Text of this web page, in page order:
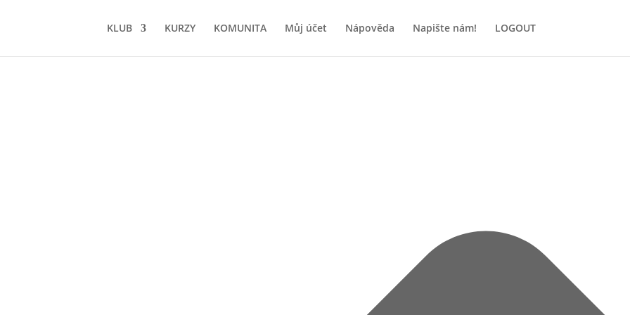
KLUB KURZY KOMUNITA Můj účet Nápověda Napište nám! LOGOUT